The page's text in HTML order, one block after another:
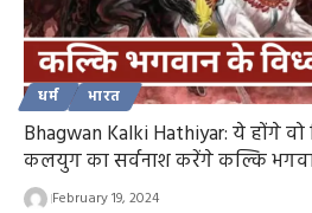
धर्म भारत
Bhagwan Kalki Hathiyar: ये होंगे
कलयुग का सर्वनाश करेंगे कल्कि
February 19, 2024